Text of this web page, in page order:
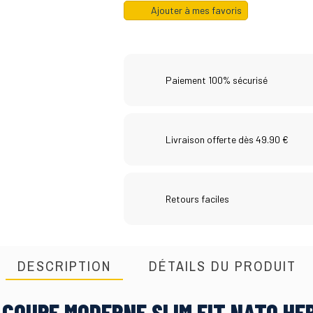
Ajouter à mes favoris
Paiement 100% sécurisé
Livraison offerte dès 49.90 €
Retours faciles
DESCRIPTION DÉTAILS DU PRODUIT